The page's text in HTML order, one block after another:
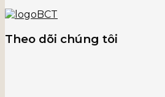
Theo dõi chúng tôi